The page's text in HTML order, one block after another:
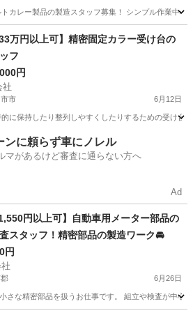
カレー製品の製造スタッフ募集！ シンプル作業中
時給
万円以上可】精密固定カラー受け台の
フ
円
社
市 6月12日
に保持したり整列しやすくしたりするための受け
社会保険
ンに頼らず車にノレル
マがあるけど審査に通らない方へ
Ad
円以上可】自動車用メーター部品の
スタッフ！精密部品の製造ワーク🚘
円
6月26日
さな精密部品を扱うお仕事です。 組立や検査が中